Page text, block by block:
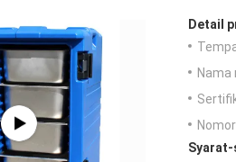
Detail
Nama
Syarat-